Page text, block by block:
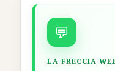
💬
LA FRECCIA